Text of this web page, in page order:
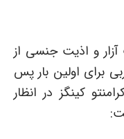
و اذیت جنسی از
برای اولین بار پس
کینگز در انظار